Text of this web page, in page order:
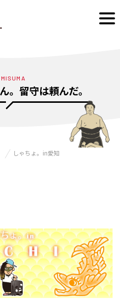
。留守は頼んだ。
しゃちょ。in愛知